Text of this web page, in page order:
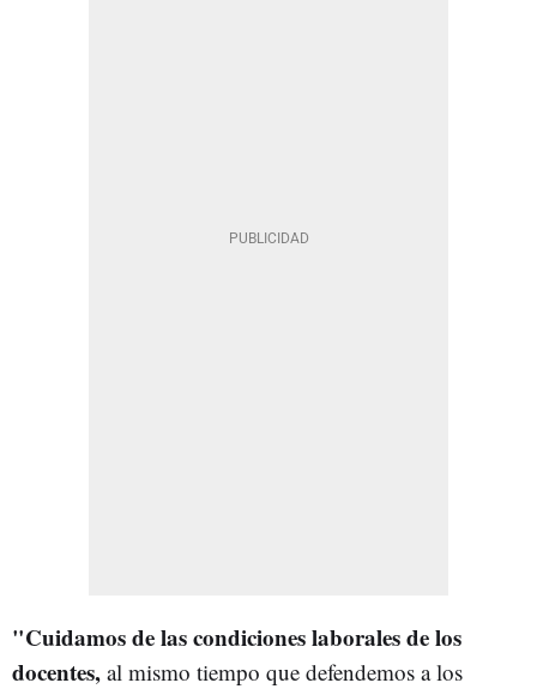
"Cuidamos de las condiciones laborales de los
docentes, al mismo tiempo que defendemos a los